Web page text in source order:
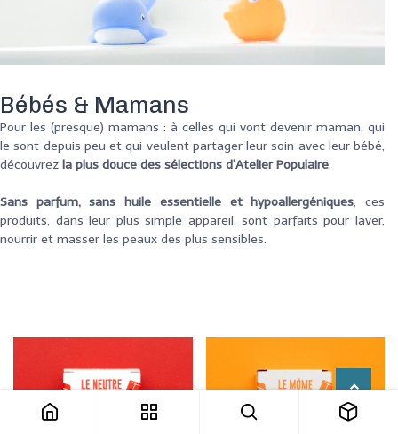
Bébés & Mamans
Pour les (presque) mamans : à celles qui vont devenir maman, qui
le sont depuis peu et qui veulent partager leur soin avec leur bébé,
découvrez la plus douce des sélections d'Atelier Populaire.
Sans parfum, sans huile essentielle et hypoallergéniques, ces
produits, dans leur plus simple appareil, sont parfaits pour laver,
nourrir et masser les peaux des plus sensibles.